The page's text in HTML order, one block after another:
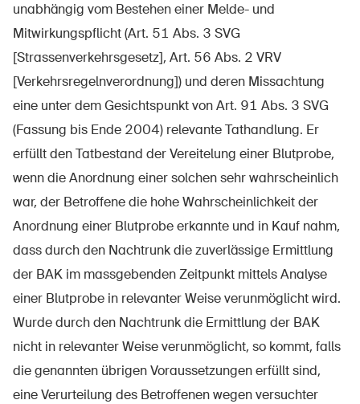
unabhängig vom Bestehen einer Melde- und
Mitwirkungspflicht (Art. 51 Abs. 3 SVG
[Strassenverkehrsgesetz], Art. 56 Abs. 2 VRV
[Verkehrsregelnverordnung]) und deren Missachtung
eine unter dem Gesichtspunkt von Art. 91 Abs. 3 SVG
(Fassung bis Ende 2004) relevante Tathandlung. Er
erfüllt den Tatbestand der Vereitelung einer Blutprobe,
wenn die Anordnung einer solchen sehr wahrscheinlich
war, der Betroffene die hohe Wahrscheinlichkeit der
Anordnung einer Blutprobe erkannte und in Kauf nahm,
dass durch den Nachtrunk die zuverlässige Ermittlung
der BAK im massgebenden Zeitpunkt mittels Analyse
einer Blutprobe in relevanter Weise verunmöglicht wird.
Wurde durch den Nachtrunk die Ermittlung der BAK
nicht in relevanter Weise verunmöglicht, so kommt, falls
die genannten übrigen Voraussetzungen erfüllt sind,
eine Verurteilung des Betroffenen wegen versuchter